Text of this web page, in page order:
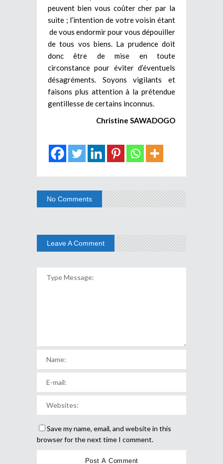
peuvent bien vous coûter cher par la
suite ; l’intention de votre voisin étant
de vous endormir pour vous dépouiller
de tous vos biens. La prudence doit
donc être de mise en toute
circonstance pour éviter d’éventuels
désagréments. Soyons vigilants et
faisons plus attention à la prétendue
gentillesse de certains inconnus.
Christine SAWADOGO
No Comments
Leave A Comment
Save my name, email, and website in this
browser for the next time I comment.